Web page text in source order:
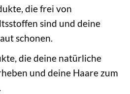
die frei von
sind und deine
schonen.
die deine natürliche
und deine Haare zum